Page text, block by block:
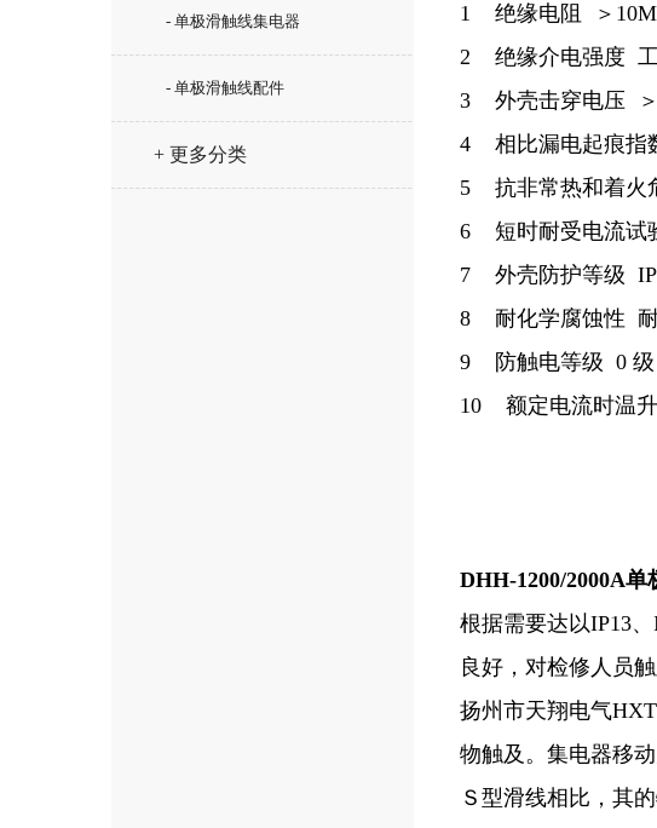
- 单极滑触线集电器
- 单极滑触线配件
+ 更多分类
1 绝缘电阻 ＞
2 绝缘介电强度 工
3 外壳击穿电压 ＞
4 相比漏电起痕指
5 抗非常热和着火
6 短时耐受电流试
7 外壳防护等级
8 耐化学腐蚀性 耐
9 防触电等级 0 级
10 额定电流时温
DHH-1200/2000A
根据需要达以IP13
良好，对检修人员
扬州市天翔电气
物触及。集电器移
Ｓ型滑线相比，其